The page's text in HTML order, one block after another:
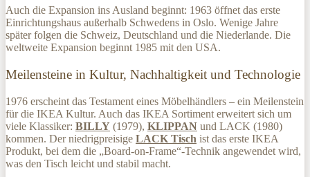
Auch die Expansion ins Ausland beginnt: 1963 öffnet das erste
Einrichtungshaus außerhalb Schwedens in Oslo. Wenige Jahre
später folgen die Schweiz, Deutschland und die Niederlande. Die
weltweite Expansion beginnt 1985 mit den USA.
Meilensteine in Kultur, Nachhaltigkeit und Technologie
1976 erscheint das Testament eines Möbelhändlers – ein Meilenstein
für die IKEA Kultur. Auch das IKEA Sortiment erweitert sich um
viele Klassiker: BILLY (1979), KLIPPAN und LACK (1980)
kommen. Der niedrigpreisige LACK Tisch ist das erste IKEA
Produkt, bei dem die „Board-on-Frame“-Technik angewendet wird,
was den Tisch leicht und stabil macht.